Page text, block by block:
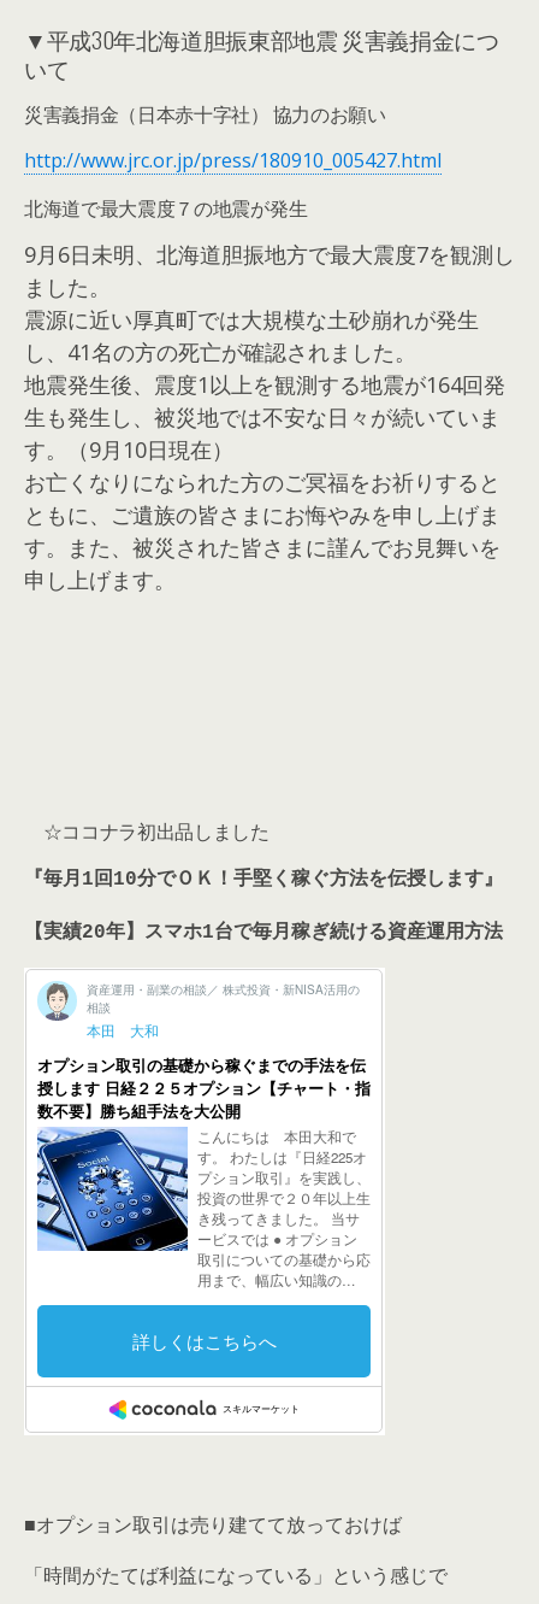
▼平成30年北海道胆振東部地震 災害義捐金につ
いて
災害義捐金（日本赤十字社） 協力のお願い
http://www.jrc.or.jp/press/180910_005427.html
北海道で最大震度７の地震が発生
9月6日未明、北海道胆振地方で最大震度7を観測し
ました。
震源に近い厚真町では大規模な土砂崩れが発生
し、41名の方の死亡が確認されました。
地震発生後、震度1以上を観測する地震が164回発
生も発生し、被災地では不安な日々が続いていま
す。（9月10日現在）
お亡くなりになられた方のご冥福をお祈りすると
ともに、ご遺族の皆さまにお悔やみを申し上げま
す。また、被災された皆さまに謹んでお見舞いを
申し上げます。
☆ココナラ初出品しました
『毎月1回10分でＯＫ！手堅く稼ぐ方法を伝授します』
【実績20年】スマホ1台で毎月稼ぎ続ける資産運用方法
■オプション取引は売り建てて放っておけば
「時間がたてば利益になっている」という感じで